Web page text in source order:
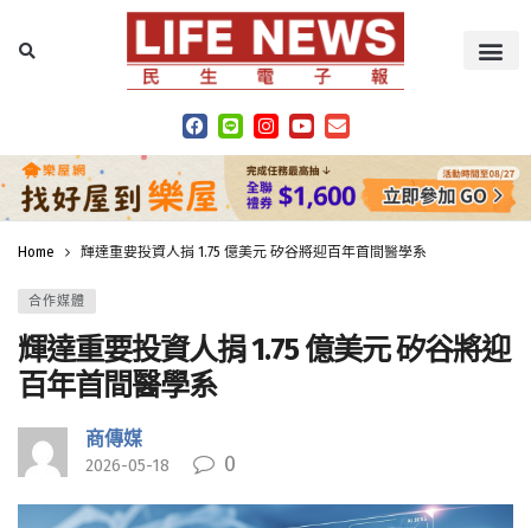
Home 輝達重要投資人捐 1.75 億美元 矽谷將迎百年首間醫學系
合作媒體
輝達重要投資人捐 1.75 億美元 矽谷將迎
百年首間醫學系
商傳媒
2026-05-18 0